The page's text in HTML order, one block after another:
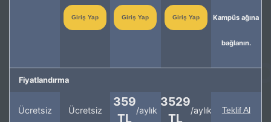
Giriş Yap Giriş Yap Giriş Yap Kampüs ağına
bağlanın.
Fiyatlandırma
Ücretsiz Ücretsiz
359
TL
/aylık
3529
TL
/aylık Teklif Al